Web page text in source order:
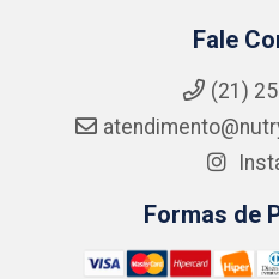
Fale
(21)
Formas de